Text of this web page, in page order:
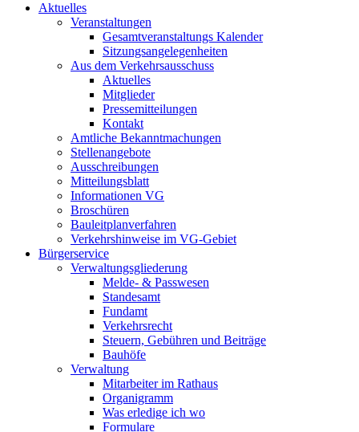
Aktuelles
Veranstaltungen
Gesamtveranstaltungs Kalender
Sitzungsangelegenheiten
Aus dem Verkehrsausschuss
Aktuelles
Mitglieder
Pressemitteilungen
Kontakt
Amtliche Bekanntmachungen
Stellenangebote
Ausschreibungen
Mitteilungsblatt
Informationen VG
Broschüren
Bauleitplanverfahren
Verkehrshinweise im VG-Gebiet
Bürgerservice
Verwaltungsgliederung
Melde- & Passwesen
Standesamt
Fundamt
Verkehrsrecht
Steuern, Gebühren und Beiträge
Bauhöfe
Verwaltung
Mitarbeiter im Rathaus
Organigramm
Was erledige ich wo
Formulare